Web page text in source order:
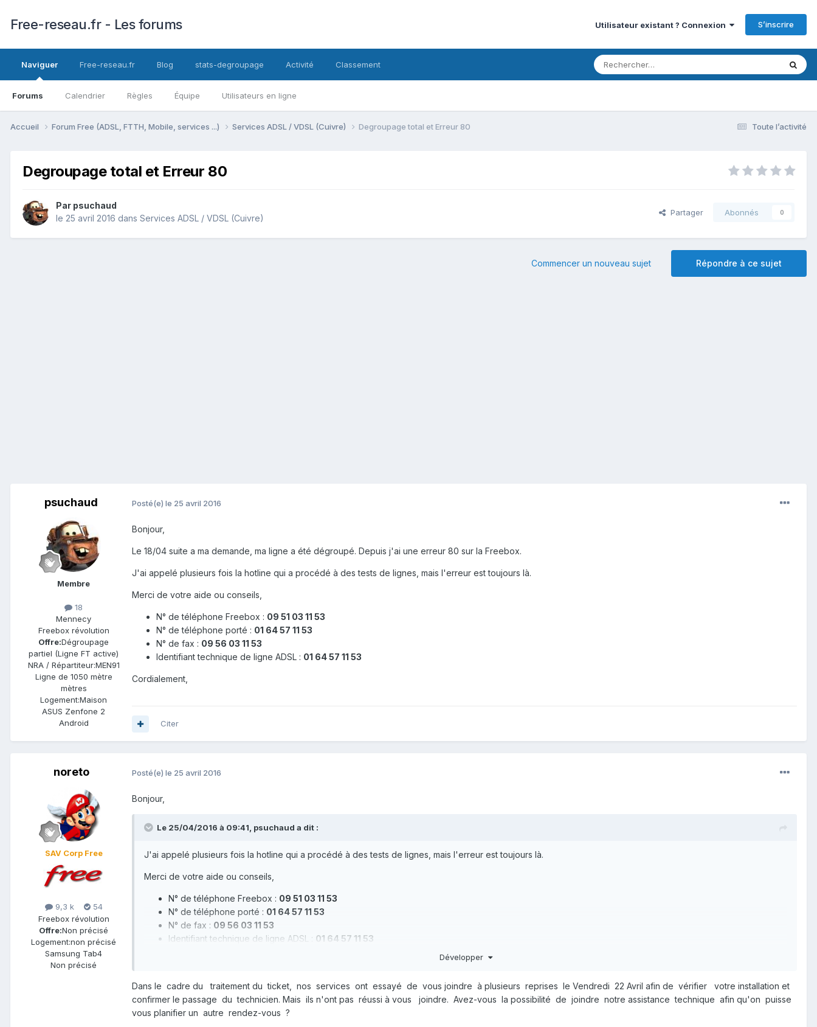
Free-reseau.fr - Les forums Utilisateur existant ? Connexion S’inscrire
Naviguer
Forums Calendrier Règles Équipe Utilisateurs en ligne
Free-reseau.fr Blog stats-degroupage Activité Classement
Toute l’activité
Accueil Forum Free (ADSL, FTTH, Mobile, services ...) Services ADSL / VDSL (Cuivre) Degroupage total et Erreur 80
Degroupage total et Erreur 80
Par psuchaud
le 25 avril 2016 dans Services ADSL / VDSL (Cuivre)
Partager Abonnés 0
Répondre à ce sujet
Commencer un nouveau sujet
psuchaud
Membre
18
Mennecy
Freebox révolution
Offre:Dégroupage
partiel (Ligne FT active)
NRA / Répartiteur:MEN91
Ligne de 1050 mètre
mètres
Logement:Maison
ASUS Zenfone 2
Android
Posté(e) le 25 avril 2016
Bonjour,
Le 18/04 suite a ma demande, ma ligne a été dégroupé. Depuis j'ai une erreur 80 sur la Freebox.
J'ai appelé plusieurs fois la hotline qui a procédé à des tests de lignes, mais l'erreur est toujours là.
Merci de votre aide ou conseils,
N° de téléphone Freebox : 09 51 03 11 53
N° de téléphone porté : 01 64 57 11 53
N° de fax : 09 56 03 11 53
Identifiant technique de ligne ADSL : 01 64 57 11 53
Cordialement,
Citer
noreto
SAV Corp Free
9,3 k
54
Freebox révolution
Offre:Non précisé
Logement:non précisé
Samsung Tab4
Non précisé
Posté(e) le 25 avril 2016
Bonjour,
Le 25/04/2016 à 09:41, psuchaud a dit :
J'ai appelé plusieurs fois la hotline qui a procédé à des tests de lignes, mais l'erreur est toujours là.
Merci de votre aide ou conseils,
N° de téléphone Freebox : 09 51 03 11 53
N° de téléphone porté : 01 64 57 11 53
N° de fax : 09 56 03 11 53
Identifiant technique de ligne ADSL : 01 64 57 11 53
Développer
Dans le cadre du traitement du ticket, nos services ont essayé de vous joindre à plusieurs reprises le Vendredi 22 Avril afin de vérifier votre installation et
confirmer le passage du technicien. Mais ils n'ont pas réussi à vous joindre. Avez-vous la possibilité de joindre notre assistance technique afin qu'on puisse
vous planifier un autre rendez-vous ?